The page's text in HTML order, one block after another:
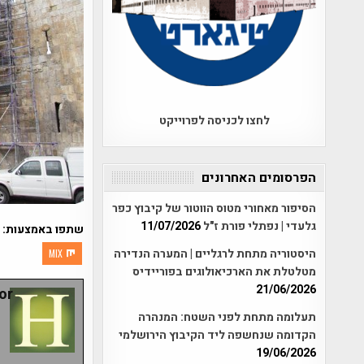
שתפו באמצעות:
MIX
לחצו לכניסה לפרוייקט
הפרסומים האחרונים
הסיפור מאחורי מטוס הווטור של קיבוץ כפר
גלעדי | נפתלי פורת ז"ל11/07/2026
היסטוריה מתחת לרגליים | המערה הנדירה
מטלטלת את הארכיאולוגים בפוריידיס
21/06/2026
תעלומה מתחת לפני השטח: המנהרה
הקדומה שנחשפה ליד הקיבוץ הירושלמי
19/06/2026